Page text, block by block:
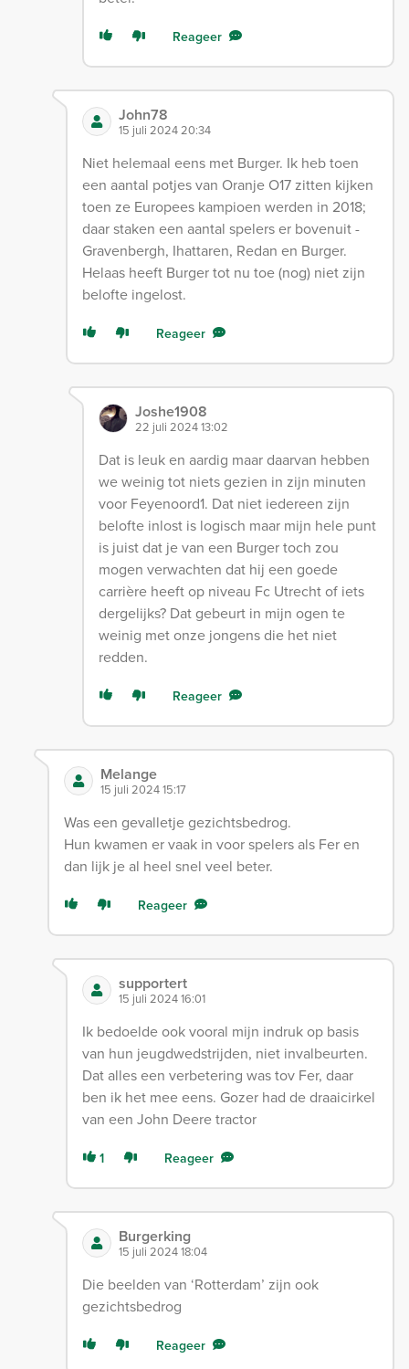
Reageer
John78
15 juli 2024 20:34
Niet helemaal eens met Burger. Ik heb toen
een aantal potjes van Oranje O17 zitten kijken
toen ze Europees kampioen werden in 2018;
daar staken een aantal spelers er bovenuit -
Gravenbergh, Ihattaren, Redan en Burger.
Helaas heeft Burger tot nu toe (nog) niet zijn
belofte ingelost.
Reageer
Joshe1908
22 juli 2024 13:02
Dat is leuk en aardig maar daarvan hebben
we weinig tot niets gezien in zijn minuten
voor Feyenoord1. Dat niet iedereen zijn
belofte inlost is logisch maar mijn hele punt
is juist dat je van een Burger toch zou
mogen verwachten dat hij een goede
carrière heeft op niveau Fc Utrecht of iets
dergelijks? Dat gebeurt in mijn ogen te
weinig met onze jongens die het niet
redden.
Reageer
Melange
15 juli 2024 15:17
Was een gevalletje gezichtsbedrog.
Hun kwamen er vaak in voor spelers als Fer en
dan lijk je al heel snel veel beter.
Reageer
supportert
15 juli 2024 16:01
Ik bedoelde ook vooral mijn indruk op basis
van hun jeugdwedstrijden, niet invalbeurten.
Dat alles een verbetering was tov Fer, daar
ben ik het mee eens. Gozer had de draaicirkel
van een John Deere tractor
1 Reageer
Burgerking
15 juli 2024 18:04
Die beelden van ‘Rotterdam’ zijn ook
gezichtsbedrog
Reageer